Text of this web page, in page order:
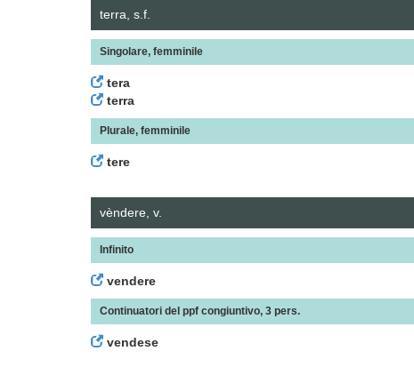
terra, s.f.
Singolare, femminile
tera
terra
Plurale, femminile
tere
vèndere, v.
Infinito
vendere
Continuatori del ppf congiuntivo, 3 pers.
vendese